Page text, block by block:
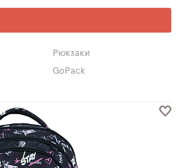
Рюкзаки
GoPack